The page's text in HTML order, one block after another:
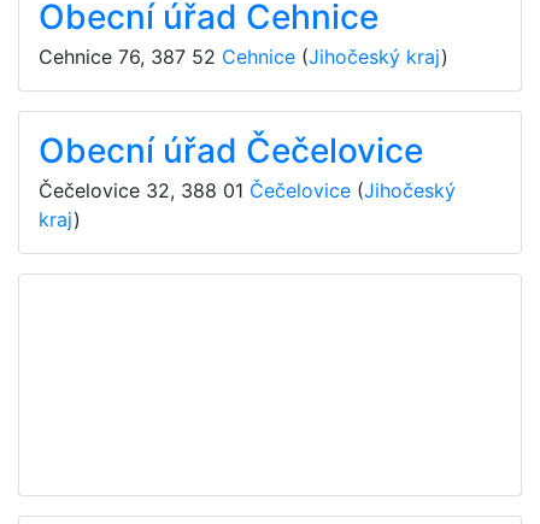
Obecní úřad Cehnice
Cehnice 76, 387 52 Cehnice (Jihočeský kraj)
Obecní úřad Čečelovice
Čečelovice 32, 388 01 Čečelovice (Jihočeský
kraj)